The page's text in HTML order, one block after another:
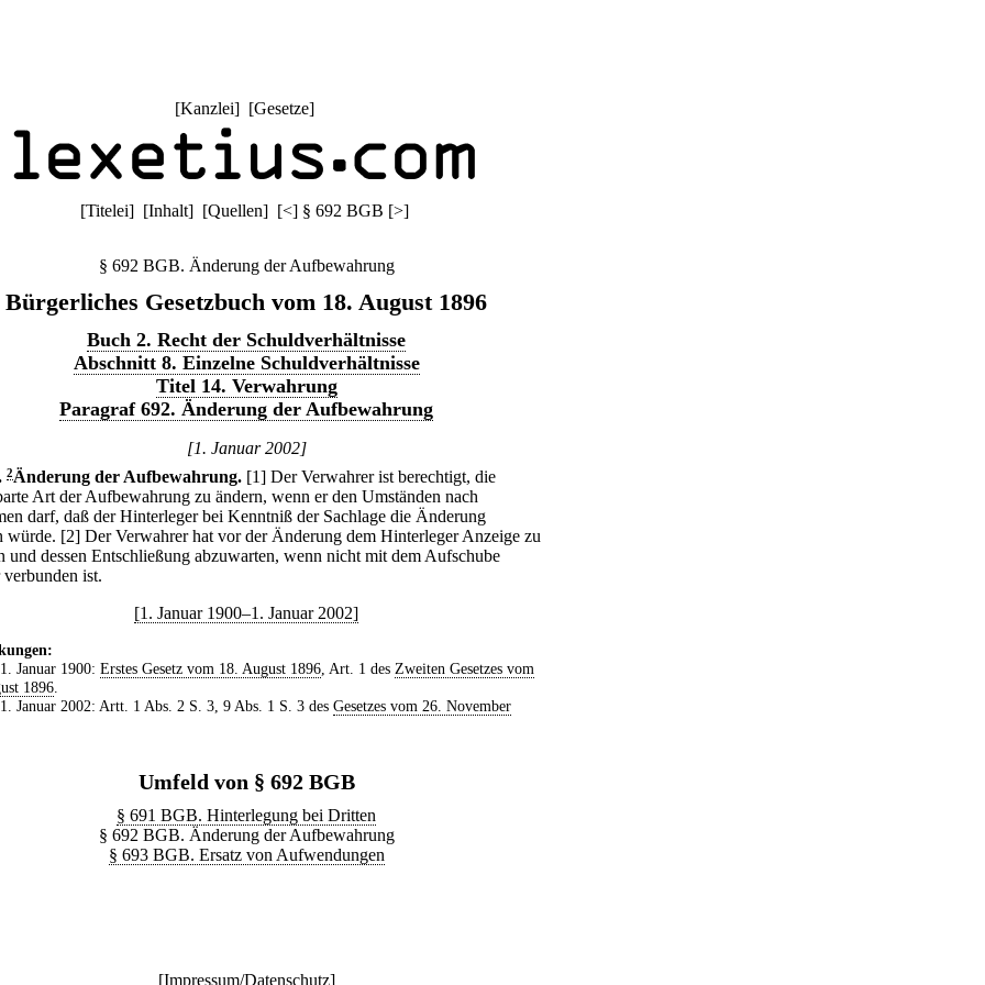
[Kanzlei] [Gesetze]
[Titelei] [Inhalt] [Quellen] [<] § 692 BGB [>]
§ 692 BGB. Änderung der Aufbewahrung
Bürgerliches Gesetzbuch vom 18. August 1896
Buch 2. Recht der Schuldverhältnisse
Abschnitt 8. Einzelne Schuldverhältnisse
Titel 14. Verwahrung
Paragraf 692. Änderung der Aufbewahrung
[1. Januar 2002]
2Änderung der Aufbewahrung. [1] Der Verwahrer ist berechtigt, die
Art der Aufbewahrung zu ändern, wenn er den Umständen nach
darf, daß der Hinterleger bei Kenntniß der Sachlage die Änderung
würde. [2] Der Verwahrer hat vor der Änderung dem Hinterleger Anzeige zu
und dessen Entschließung abzuwarten, wenn nicht mit dem Aufschube
ist.
[1. Januar 1900–1. Januar 2002]
. 1. Januar 1900: Erstes Gesetz vom 18. August 1896, Art. 1 des Zweiten Gesetzes vom
1896
Januar 2002: Artt. 1 Abs. 2 S. 3, 9 Abs. 1 S. 3 des Gesetzes vom 26. November
Umfeld von § 692 BGB
§ 691 BGB. Hinterlegung bei Dritten
§ 692 BGB. Änderung der Aufbewahrung
§ 693 BGB. Ersatz von Aufwendungen
[Impressum/Datenschutz]